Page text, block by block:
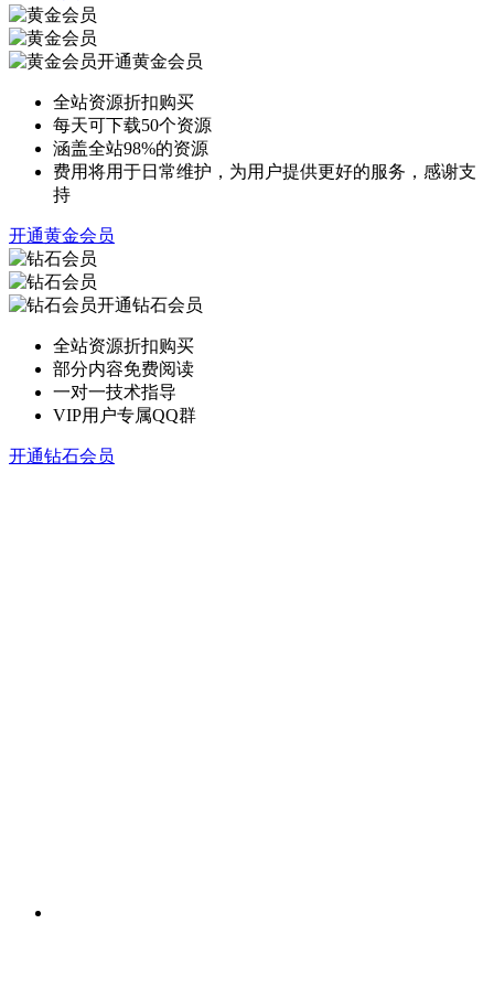
开通黄金会员
全站资源折扣购买
每天可下载50个资源
涵盖全站98%的资源
费用将用于日常维护，为用户提供更好的服务，感谢支
持
开通黄金会员
开通钻石会员
全站资源折扣购买
部分内容免费阅读
一对一技术指导
VIP用户专属QQ群
开通钻石会员